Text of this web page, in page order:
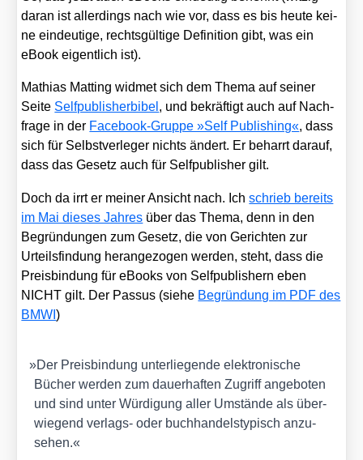
dar­an ist aller­dings nach wie vor, dass es bis heu­te kei­
ne ein­deu­ti­ge, rechts­gül­ti­ge Defi­ni­ti­on gibt, was ein
eBook eigent­lich ist).
Mathi­as Mat­ting wid­met sich dem The­ma auf sei­ner
Sei­te Self­pu­blisher­bi­bel , und bekräf­tigt auch auf Nach­
fra­ge in der Face­book-Grup­pe »Self Publi­shing«, dass
sich für Selbst­ver­le­ger nichts ändert. Er beharrt dar­auf,
dass das Gesetz auch für Self­pu­blisher gilt.
Doch da irrt er mei­ner Ansicht nach. Ichschrieb bereits
im Mai die­ses Jah­res über das The­ma, denn in den
Begrün­dun­gen zum Gesetz, die von Gerich­ten zur
Urteils­fin­dung her­an­ge­zo­gen wer­den, steht, dass die
Preis­bin­dung für eBooks von Self­pu­blishern eben
NICHT gilt. Der Pas­sus (sie­he Begrün­dung im PDF des
BMWI)
»Der Preis­bin­dung unter­lie­gen­de elek­tro­ni­sche
Bücher wer­den zum dau­er­haf­ten Zugriff ange­bo­ten
und sind unter Wür­di­gung aller Umstän­de als über­
wie­gend ver­lags- oder buch­han­dels­ty­pisch anzu­
se­hen.«